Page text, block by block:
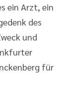
ein Arzt, ein
des
und
für